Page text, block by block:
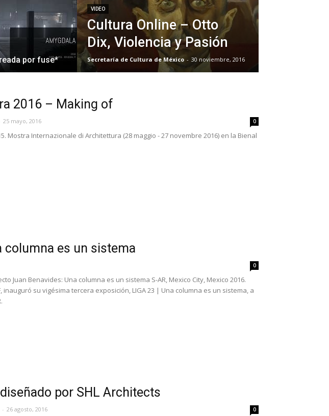
por fuse*
VIDEO
Cultura Online – Otto
Dix, Violencia y Pasión
Secretaría de Cultura de México - 30 noviembre, 2016
2016 – Making of
25 mayo, 2016 0
Mostra Internazionale di Architettura (28 maggio - 27 novembre 2016) en la Bienal
columna es un sistema
0
Juan Benavides: Una columna es un sistema S-AR, Mexico City, Mexico 2016.
inauguró su vigésima tercera exposición, LIGA 23 | Una columna es un sistema, a
por SHL Architects
- 26 agosto, 2016 0